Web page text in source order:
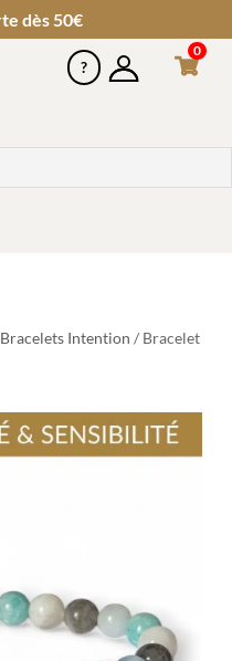
dès 50€
0
Bracelets Intention / Bracelet